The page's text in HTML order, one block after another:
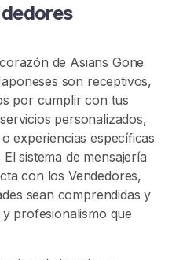
de Asians Gone
son receptivos,
por cumplir con tus
personalizados,
experiencias específicas
sistema de mensajería
con los Vendedores,
sean comprendidas y
profesionalismo que